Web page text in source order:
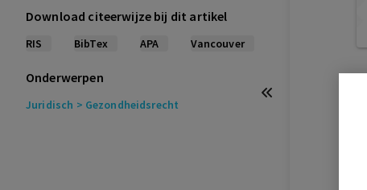
Download citeerwijze bij dit artikel
RIS BibTex APA Vancouver
Onderwerpen
Juridisch > Gezondheidsrecht